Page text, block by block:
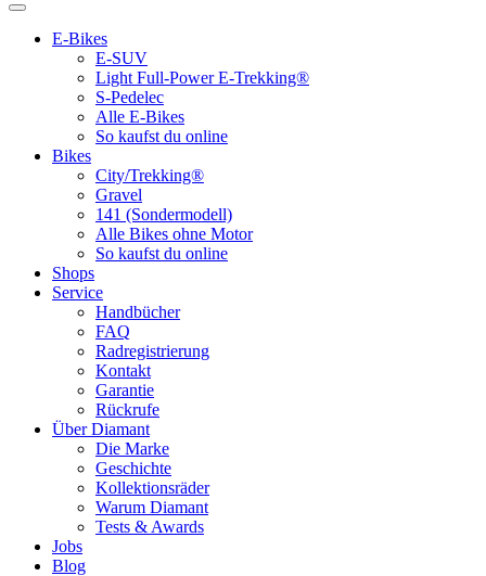
E-Bikes
E-SUV
Light Full-Power E-Trekking®
S-Pedelec
Alle E-Bikes
So kaufst du online
Bikes
City/Trekking®
Gravel
141 (Sondermodell)
Alle Bikes ohne Motor
So kaufst du online
Shops
Service
Handbücher
FAQ
Radregistrierung
Kontakt
Garantie
Rückrufe
Über Diamant
Die Marke
Geschichte
Kollektionsräder
Warum Diamant
Tests & Awards
Jobs
Blog